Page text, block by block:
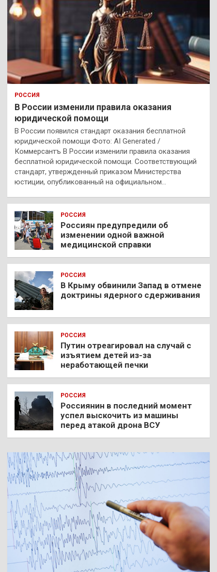
РОССИЯ
В России изменили правила оказания
юридической помощи
В России появился стандарт оказания бесплатной
юридической помощи Фото: AI Generated /
Коммерсантъ В России изменили правила оказания
бесплатной юридической помощи. Соответствующий
стандарт, утвержденный приказом Министерства
юстиции, опубликованный на официальном…
РОССИЯ
Россиян предупредили об
изменении одной важной
медицинской справки
РОССИЯ
В Крыму обвинили Запад в отмене
доктрины ядерного сдерживания
РОССИЯ
Путин отреагировал на случай с
изъятием детей из-за
неработающей печки
РОССИЯ
Россиянин в последний момент
успел выскочить из машины
перед атакой дрона ВСУ